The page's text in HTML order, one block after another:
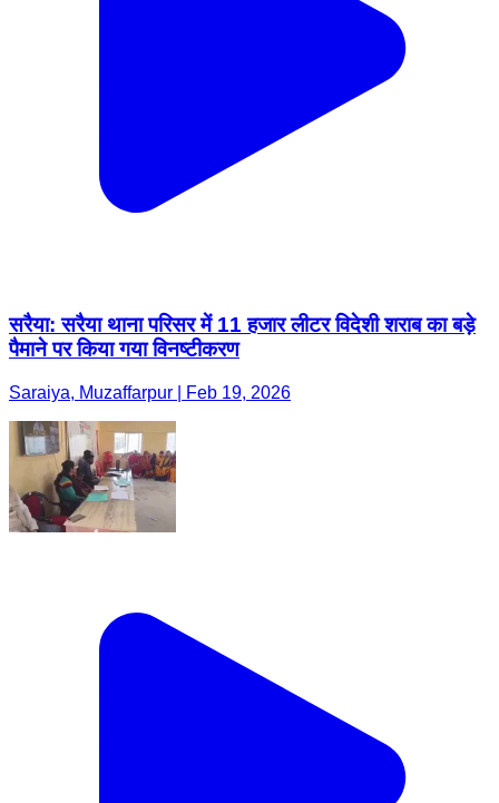
सरैया: सरैया थाना परिसर में 11 हजार लीटर विदेशी शराब का बड़े
पैमाने पर किया गया विनष्टीकरण
Saraiya, Muzaffarpur | Feb 19, 2026